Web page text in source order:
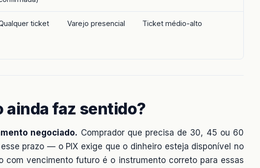
ticket Varejo presencial Ticket médio-alto
ainda faz sentido?
negociado. Comprador que precisa de 30, 45 ou 60
prazo — o PIX exige que o dinheiro esteja disponível no
com vencimento futuro é o instrumento correto para essas